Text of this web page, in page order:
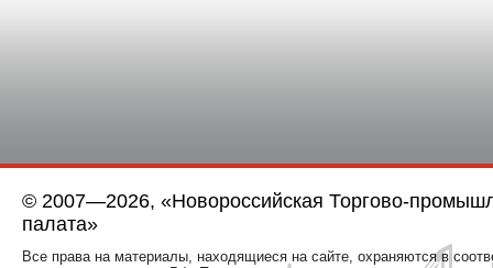
© 2007—2026, «Новороссийская Торгово-
палата»
Все права на материалы, находящиеся на сайте, охраняются в